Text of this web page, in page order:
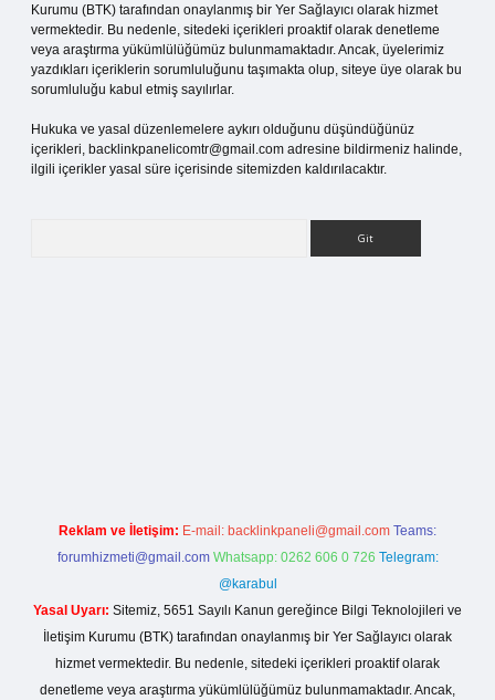
Kurumu (BTK) tarafından onaylanmış bir Yer Sağlayıcı olarak hizmet
vermektedir. Bu nedenle, sitedeki içerikleri proaktif olarak denetleme
veya araştırma yükümlülüğümüz bulunmamaktadır. Ancak, üyelerimiz
yazdıkları içeriklerin sorumluluğunu taşımakta olup, siteye üye olarak bu
sorumluluğu kabul etmiş sayılırlar.
Hukuka ve yasal düzenlemelere aykırı olduğunu düşündüğünüz
içerikleri, backlinkpanelicomtr@gmail.com adresine bildirmeniz halinde,
ilgili içerikler yasal süre içerisinde sitemizden kaldırılacaktır.
Reklam ve İletişim: E-mail: backlinkpaneli@gmail.com Teams:
forumhizmeti@gmail.com Whatsapp: 0262 606 0 726 Telegram:
@karabul
Yasal Uyarı: Sitemiz, 5651 Sayılı Kanun gereğince Bilgi Teknolojileri ve
İletişim Kurumu (BTK) tarafından onaylanmış bir Yer Sağlayıcı olarak
hizmet vermektedir. Bu nedenle, sitedeki içerikleri proaktif olarak
denetleme veya araştırma yükümlülüğümüz bulunmamaktadır. Ancak,